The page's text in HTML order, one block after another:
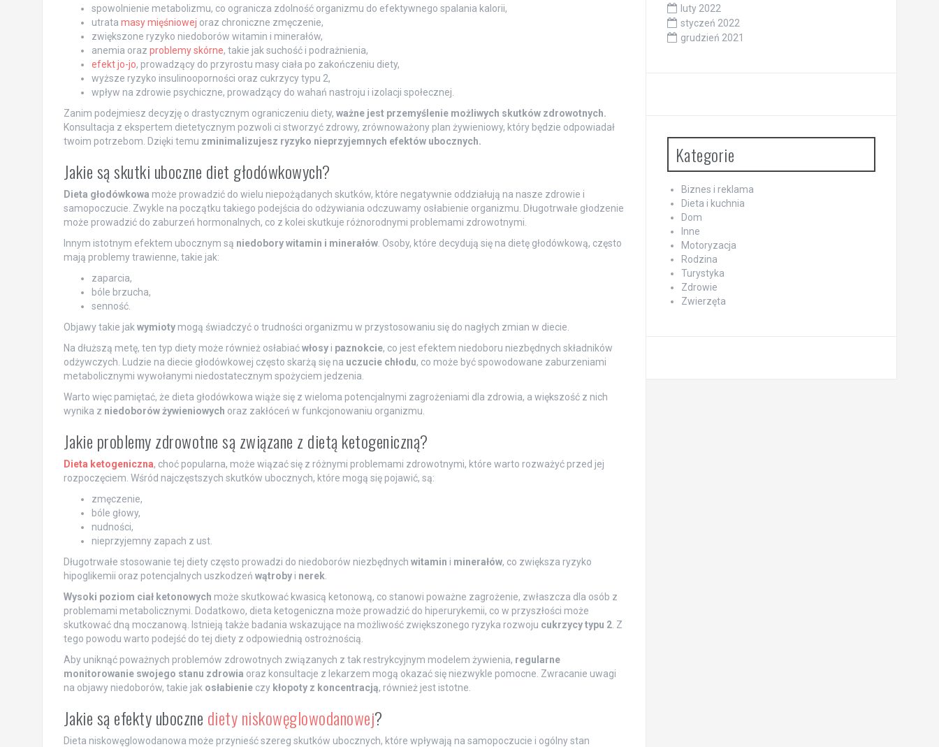
spowolnienie metabolizmu, co ogranicza zdolność organizmu do efektywnego spalania kalorii,
utrata masy mięśniowej oraz chroniczne zmęczenie,
zwiększone ryzyko niedoborów witamin i minerałów,
anemia oraz problemy skórne, takie jak suchość i podrażnienia,
efekt jo-jo, prowadzący do przyrostu masy ciała po zakończeniu diety,
wyższe ryzyko insulinooporności oraz cukrzycy typu 2,
wpływ na zdrowie psychiczne, prowadzący do wahań nastroju i izolacji społecznej.
Zanim podejmiesz decyzję o drastycznym ograniczeniu diety, ważne jest przemyślenie możliwych skutków zdrowotnych.
Konsultacja z ekspertem dietetycznym pozwoli ci stworzyć zdrowy, zrównoważony plan żywieniowy, który będzie odpowiadał
twoim potrzebom. Dzięki temu zminimalizujesz ryzyko nieprzyjemnych efektów ubocznych.
Jakie są skutki uboczne diet głodówkowych?
Dieta głodówkowa może prowadzić do wielu niepożądanych skutków, które negatywnie oddziałują na nasze zdrowie i
samopoczucie. Zwykle na początku takiego podejścia do odżywiania odczuwamy osłabienie organizmu. Długotrwałe głodzenie
może prowadzić do zaburzeń hormonalnych, co z kolei skutkuje różnorodnymi problemami zdrowotnymi.
Innym istotnym efektem ubocznym są niedobory witamin i minerałów. Osoby, które decydują się na dietę głodówkową, często
mają problemy trawienne, takie jak:
zaparcia,
bóle brzucha,
senność.
Objawy takie jak wymiotymogą świadczyć o trudności organizmu w przystosowaniu się do nagłych zmian w diecie.
Na dłuższą metę, ten typ diety może również osłabiaćwłosyi paznokcie, co jest efektem niedoboru niezbędnych składników
odżywczych. Ludzie na diecie głodówkowej często skarżą się na uczucie chłodu, co może być spowodowane zaburzeniami
metabolicznymi wywołanymi niedostatecznym spożyciem jedzenia.
Warto więc pamiętać, że dieta głodówkowa wiąże się z wieloma potencjalnymi zagrożeniami dla zdrowia, a większość z nich
wynika z niedoborów żywieniowych oraz zakłóceń w funkcjonowaniu organizmu.
Jakie problemy zdrowotne są związane z dietą ketogeniczną?
Dieta ketogeniczna, choć popularna, może wiązać się z różnymi problemami zdrowotnymi, które warto rozważyć przed jej
rozpoczęciem. Wśród najczęstszych skutków ubocznych, które mogą się pojawić, są:
zmęczenie,
bóle głowy,
nudności,
nieprzyjemny zapach z ust.
Długotrwałe stosowanie tej diety często prowadzi do niedoborów niezbędnych witamin i minerałów, co zwiększa ryzyko
hipoglikemii oraz potencjalnych uszkodzeń wątrobyi nerek.
Wysoki poziom ciał ketonowych może skutkować kwasicą ketonową, co stanowi poważne zagrożenie, zwłaszcza dla osób z
problemami metabolicznymi. Dodatkowo, dieta ketogeniczna może prowadzić do hiperurykemii, co w przyszłości może
skutkować dną moczanową. Istnieją także badania wskazujące na możliwość zwiększonego ryzyka rozwoju cukrzycy typu 2. Z
tego powodu warto podejść do tej diety z odpowiednią ostrożnością.
Aby uniknąć poważnych problemów zdrowotnych związanych z tak restrykcyjnym modelem żywienia, regularne
monitorowanie swojego stanu zdrowia oraz konsultacje z lekarzem mogą okazać się niezwykle pomocne. Zwracanie uwagi
na objawy niedoborów, takie jak osłabienieczy kłopoty z koncentracją, również jest istotne.
Jakie są efekty uboczne diety niskowęglowodanowej?
Dieta niskowęglowodanowa może przynieść szereg skutków ubocznych, które wpływają na samopoczucie i ogólny stan
luty 2022
styczeń 2022
grudzień 2021
Kategorie
Biznes i reklama
Dieta i kuchnia
Dom
Inne
Motoryzacja
Rodzina
Turystyka
Zdrowie
Zwierzęta